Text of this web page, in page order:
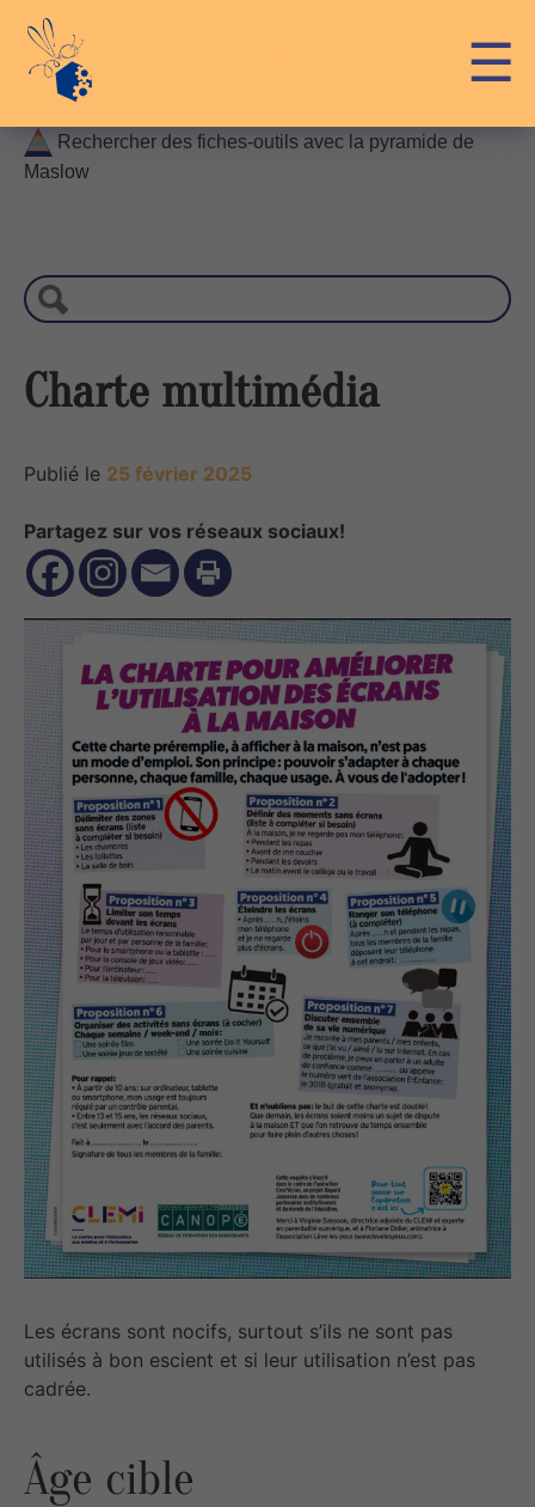
content
☰
Rechercher des fiches-outils avec la pyramide de
Maslow
c
h
r
c
Charte multimédia
Publié le 25 février 2025
Partagez sur vos réseaux sociaux!
Les écrans sont nocifs, surtout s’ils ne sont pas
utilisés à bon escient et si leur utilisation n’est pas
cadrée.
Âge cible